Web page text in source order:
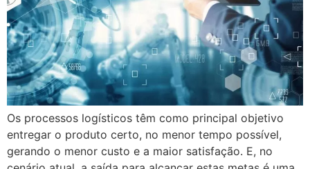
Os processos logísticos têm como principal objetivo
entregar o produto certo, no menor tempo possível,
gerando o menor custo e a maior satisfação. E, no